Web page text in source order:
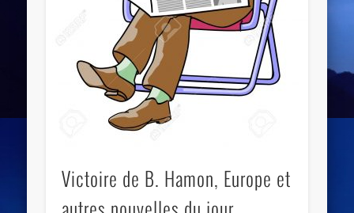
Victoire de B. Hamon, Europe et